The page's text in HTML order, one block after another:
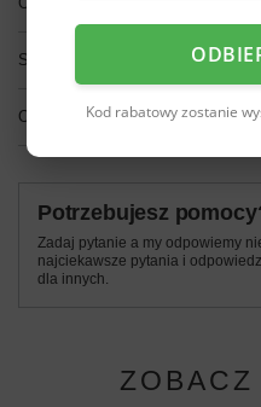
SZCZEGÓŁOWE DANE
OPINIE (0)
Potrzebujesz
Zadaj pytanie a my odpowiemy
najciekawsze pytania i
dla innych.
Kod rabatowy zostanie